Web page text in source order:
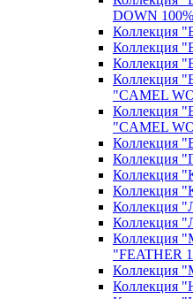
DOWN
Коллекция
Коллекция
Коллекция
"CAMEL
"CAMEL
Коллекция
Коллекция
Коллекция
Коллекция
Коллекция
Коллекция
Коллекция
"FEATHER
Коллекция
Коллекция